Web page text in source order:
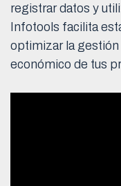
registrar datos y
Infotools facilita
optimizar la gestión
económico de tus